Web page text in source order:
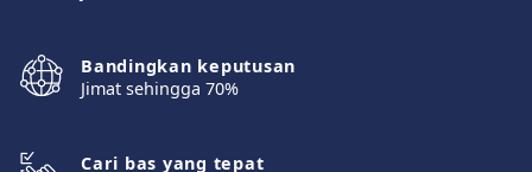
Bandingkan keputusan
Jimat sehingga 70%
Cari bas yang tepat